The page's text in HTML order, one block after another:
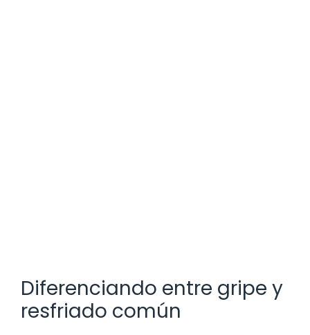
Diferenciando entre gripe y
resfriado común